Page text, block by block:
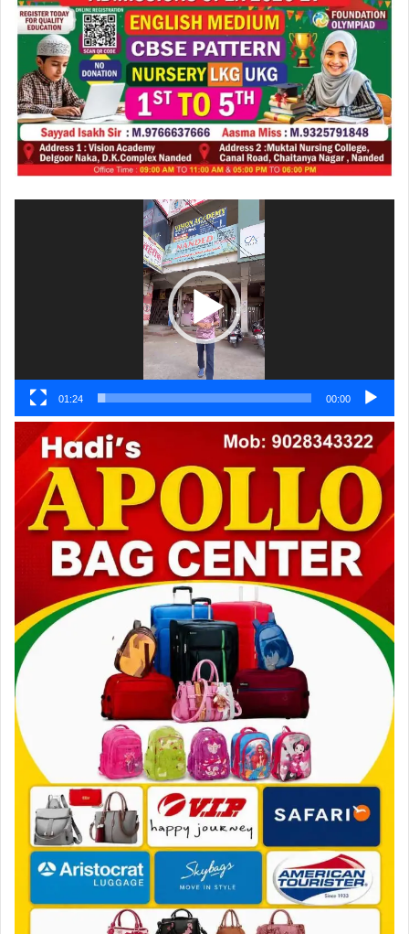
00:00
01:24